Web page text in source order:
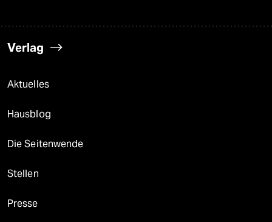
Verlag
Aktuelles
Hausblog
Die Seitenwende
Stellen
Presse